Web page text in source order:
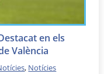
en els
València
, Notícies